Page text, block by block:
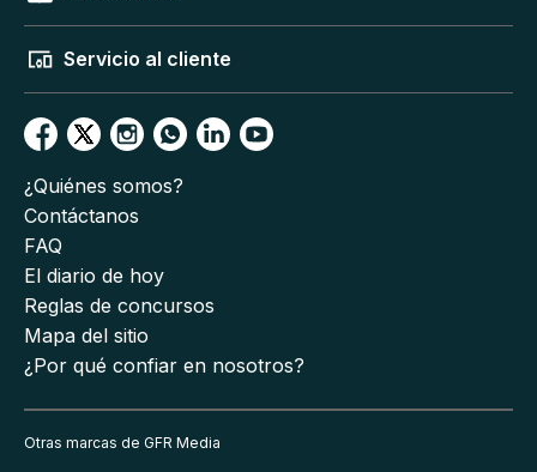
Servicio al cliente
¿Quiénes somos?
Contáctanos
FAQ
El diario de hoy
Reglas de concursos
Mapa del sitio
¿Por qué confiar en nosotros?
Otras marcas de GFR Media